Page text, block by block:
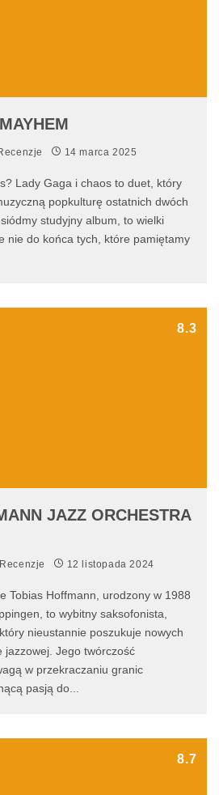
14 marca 2025
Lady Gaga i chaos to duet, który
popkulturę ostatnich dwóch
studyjny album, to wielki
nie do końca tych, które pamiętamy
8.3
JAZZ ORCHESTRA
Recenzje 12 listopada 2024
Tobias Hoffmann, urodzony w 1988
to wybitny saksofonista,
nieustannie poszukuje nowych
jazzowej. Jego twórczość
w przekraczaniu granic
pasją do
8.7